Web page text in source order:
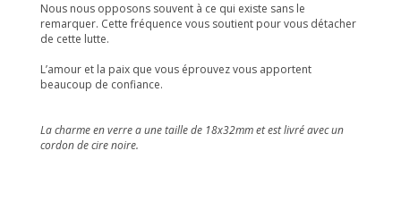
Nous nous opposons souvent à ce qui existe sans le
remarquer. Cette fréquence vous soutient pour vous détacher
de cette lutte.
L’amour et la paix que vous éprouvez vous apportent
beaucoup de confiance.
La charme en verre a une taille de 18x32mm et est livré avec un
cordon de cire noire.